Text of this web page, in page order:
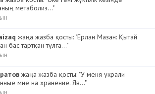
метаболиз..."
жаңа жазба қосты: "Ерлан Мазан: Қытай
бас тартқан тұлға..."
жаңа жазба қосты: "У меня украли
мне на хранение. Яв..."